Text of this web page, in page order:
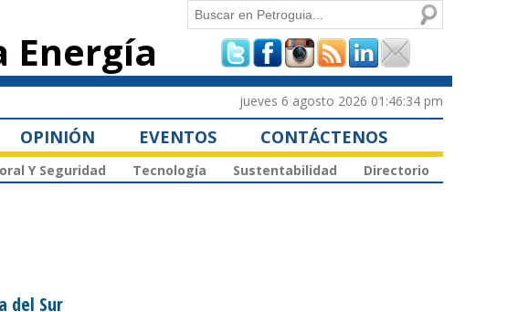
Energía
Formulario de
búsqueda
Buscar
jueves 6 agosto 2026 01:46:34 pm
OPINIÓN EVENTOS CONTÁCTENOS
Y Seguridad Tecnología Sustentabilidad Directorio
del Sur